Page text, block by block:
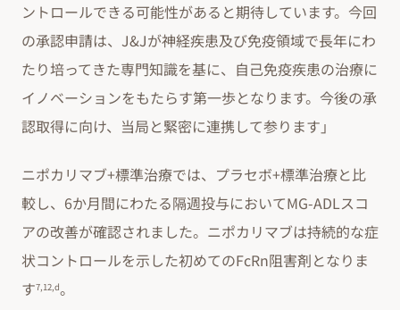
ントロールできる可能性があると期待しています。今回
の承認申請は、J&Jが神経疾患及び免疫領域で長年にわ
たり培ってきた専門知識を基に、自己免疫疾患の治療に
イノベーションをもたらす第一歩となります。今後の承
認取得に向け、当局と緊密に連携して参ります」
ニポカリマブ+標準治療では、プラセボ+標準治療と比
較し、6か月間にわたる隔週投与においてMG-ADLスコ
アの改善が確認されました。ニポカリマブは持続的な症
状コントロールを示した初めてのFcRn阻害剤となりま
す7,12,d。